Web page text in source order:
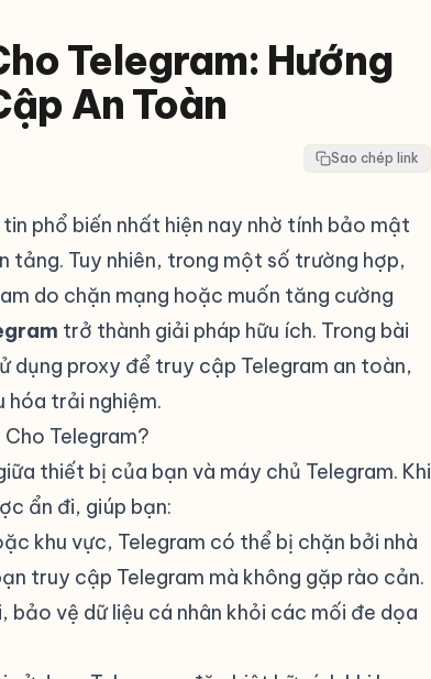
Telegram: Hướng
An Toàn
Sao chép link
phổ biến nhất hiện nay nhờ tính bảo mật
tảng. Tuy nhiên, trong một số trường hợp,
do chặn mạng hoặc muốn tăng cường
trở thành giải pháp hữu ích. Trong bài
dụng proxy để truy cập Telegram an toàn,
hóa trải nghiệm.
Cho Telegram?
thiết bị của bạn và máy chủ Telegram. Khi
ẩn đi, giúp bạn:
khu vực, Telegram có thể bị chặn bởi nhà
truy cập Telegram mà không gặp rào cản.
bảo vệ dữ liệu cá nhân khỏi các mối đe dọa